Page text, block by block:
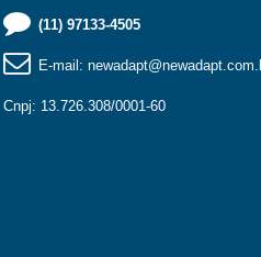
(11) 97133-4505
E-mail:
Cnpj: 13.726.308/0001-60